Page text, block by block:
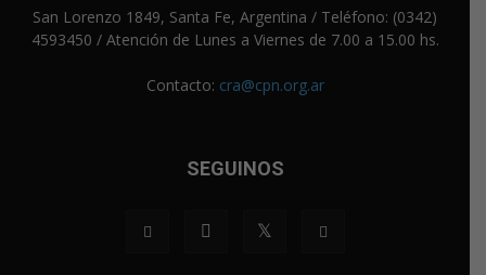
San Lorenzo 1849, Santa Fe, Argentina / Teléfono: (0342)
4593450 / Atención de Lunes a Viernes de 7.00 a 15.00 hs.
Contacto: cra@cpn.org.ar
SEGUINOS